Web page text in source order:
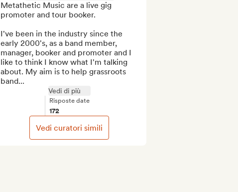
Metathetic Music are a live gig
promoter and tour booker.
I've been in the industry since the
early 2000's, as a band member,
manager, booker and promoter and I
like to think I know what I'm talking
about. My aim is to help grassroots
band...
Vedi di più
Risposte date
172
Vedi curatori simili